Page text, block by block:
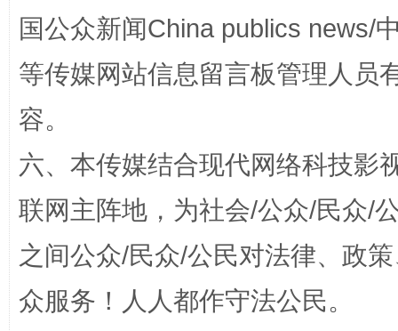
扯下公款旅游的“隐身衣”
国公众新闻China publics news/
等传媒网站信息留言板管理人员
容。
六、本传媒结合现代网络科技影
联网主阵地，为社会/公众/民众/
之间公众/民众/公民对法律、政
众服务！人人都作守法公民。